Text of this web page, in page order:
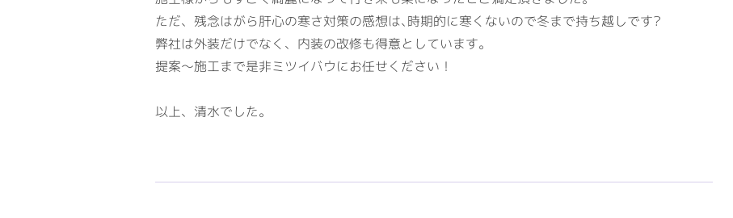
ただ、残念はがら肝心の寒さ対策の感想は､時期的に寒くないので冬まで持ち越しです?
弊社は外装だけでなく、内装の改修も得意としています。
提案～施工まで是非ミツイバウにお任せください！
以上、清水でした。